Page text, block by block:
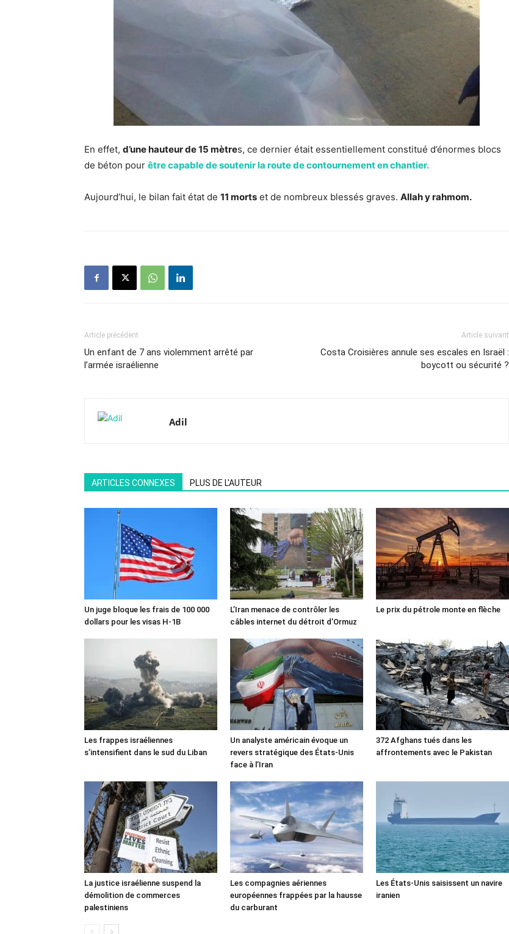
En effet, d’une hauteur de 15 mètres, ce dernier était essentiellement constitué d’énormes blocs
de béton pour être capable de soutenir la route de contournement en chantier.
Aujourd’hui, le bilan fait état de 11 morts et de nombreux blessés graves. Allah y rahmom.
Article précédent
Un enfant de 7 ans violemment arrêté par
l’armée israélienne
Article suivant
Costa Croisières annule ses escales en Israël :
boycott ou sécurité ?
Adil
ARTICLES CONNEXES PLUS DE L'AUTEUR
Un juge bloque les frais de 100 000
dollars pour les visas H-1B
L’Iran menace de contrôler les
câbles internet du détroit d’Ormuz
Le prix du pétrole monte en flèche
Les frappes israéliennes
s’intensifient dans le sud du Liban
Un analyste américain évoque un
revers stratégique des États-Unis
face à l’Iran
372 Afghans tués dans les
affrontements avec le Pakistan
La justice israélienne suspend la
démolition de commerces
palestiniens
Les compagnies aériennes
européennes frappées par la hausse
du carburant
Les États-Unis saisissent un navire
iranien